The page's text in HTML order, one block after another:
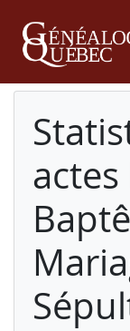
actes